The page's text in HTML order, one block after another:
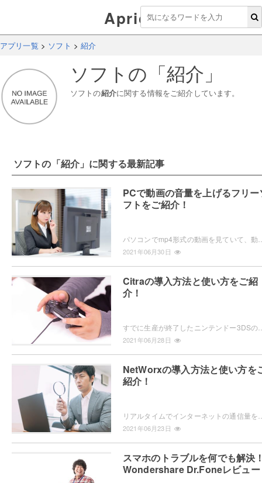
Aprico
アプリ一覧 > ソフト >紹介
ソフトの「紹介 」
ソフトの紹介に関する情報をご紹介しています。
ソフトの「紹介 」に関する最新記事
PCで動画の音量を上げるフリー
フトをご紹介！
2021年06月30日
Citraの導入方法と使い方をご紹
介！
2021年06月28日
NetWorxの導入方法と使い方を
紹介！
2021年06月23日
スマホのトラブルを何でも解決
Wondershare Dr.Foneレビュ